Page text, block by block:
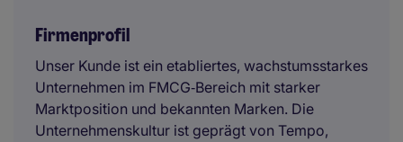
Firmenprofil
Unser Kunde ist ein etabliertes, wachstumsstarkes
Unternehmen im FMCG‑Bereich mit starker
Marktposition und bekannten Marken. Die
Unternehmenskultur ist geprägt von Tempo,